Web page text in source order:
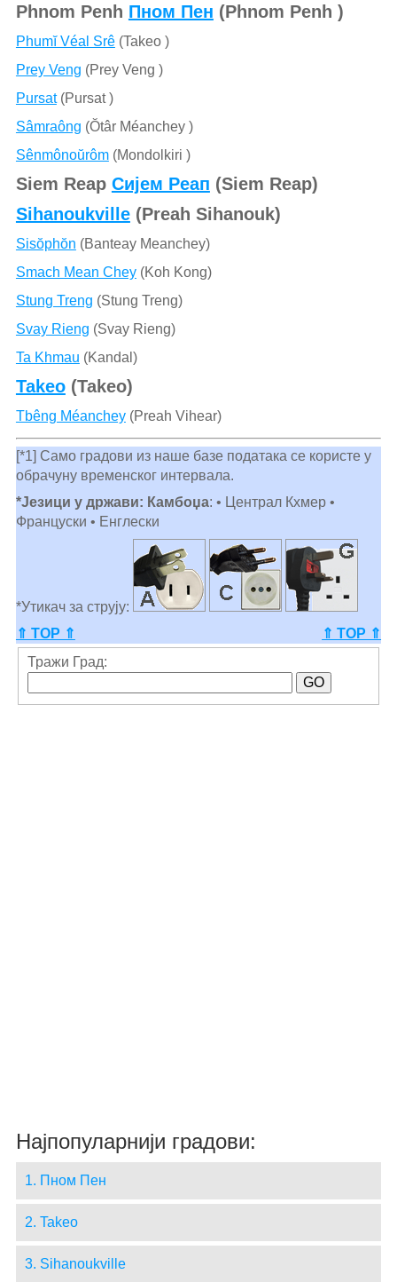
Phnom Penh Пном Пен (Phnom Penh )
Phumĭ Véal Srê(Takeo )
Prey Veng (Prey Veng )
Pursat(Pursat )
Sâmraông (Ŏtâr Méanchey )
Sênmônoŭrôm(Mondolkiri )
Siem Reap Сијем Реап (Siem Reap)
Sihanoukville(Preah Sihanouk)
Sisŏphŏn (Banteay Meanchey)
Smach Mean Chey(Koh Kong)
Stung Treng (Stung Treng)
Svay Rieng (Svay Rieng)
Ta Khmau (Kandal)
Takeo(Takeo)
Tbêng Méanchey(Preah Vihear)
[*1] Само градови из наше базе података се користе у
обрачуну временског интервала.
*Језици у држави: Камбоџа: • Централ Кхмер •
Француски • Енглески
*Утикач за струју:
⇑ TOP ⇑
⇑ TOP ⇑
Тражи Град:
Најпопуларнији градови:
1. Пном Пен
2. Takeo
3. Sihanoukville